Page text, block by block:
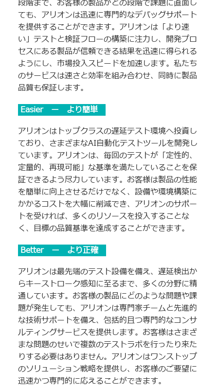
段階まで、お客様の製品がどの段階で課題に直面し
ても、アリオンは迅速に専門的なデバッグサポート
を提供することができます。アリオンは「より速
い」テストと検証フローの構築に注力し、開発プロ
セスにある製品が信頼できる結果を迅速に得られる
ようにし、市場投入スピードを加速します。私たち
のサービスは速さと効率を組み合わせ、同時に製品
品質も保証します。
Easier ー より簡単
アリオンはトップクラスの遅延テスト環境へ投資し
ており、さまざまなAI自動化テストツールを開発し
ています。アリオンは、毎回のテストが「定性的、
定量的、再現可能」な基準を満たしていることを保
証できるよう尽力しています。お客様は製品の性能
を簡単に向上させるだけでなく、設備や環境構築に
かかるコストを大幅に削減でき、アリオンのサポー
トを受ければ、多くのリソースを投入することな
く、目標の品質基準を達成することができます。
Better ー より正確
アリオンは最先端のテスト設備を備え、遅延検出か
らキーストローク感知に至るまで、多くの分野に精
通しています。お客様の製品にどのような問題や課
題が発生しても、アリオンは専門家チームと先進的
な技術サポートを備え、包括的且つ専門的なコンサ
ルティングサービスを提供します。お客様はさまざ
まな問題のせいで複数のテストラボを行ったり来た
りする必要はありません。アリオンはワンストップ
のソリューション戦略を提供し、お客様のご要望に
迅速かつ専門的に応えることができます。